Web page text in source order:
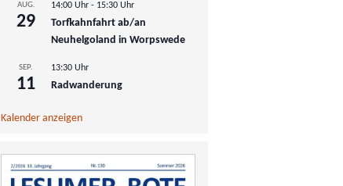
AUG.
29
14:00 Uhr - 15:30 Uhr
Torfkahnfahrt ab/an
Neuhelgoland in Worpswede
SEP.
11
13:30 Uhr
Radwanderung
Kalender anzeigen